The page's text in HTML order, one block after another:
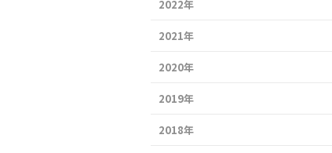
2022年
2021年
2020年
2019年
2018年